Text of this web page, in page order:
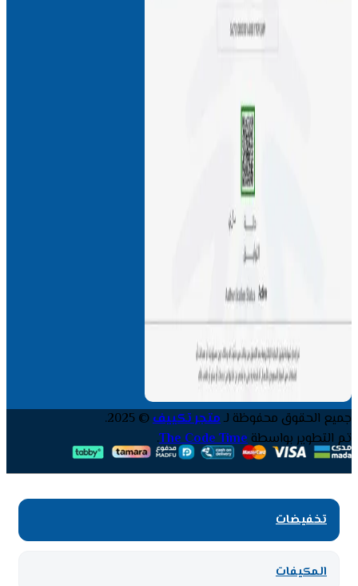
جميع الحقوق محفوظة لـمتجر تكييف© 2025.
تم التطوير بواسطةThe Code Time
.
تخفيضات
المكيفات